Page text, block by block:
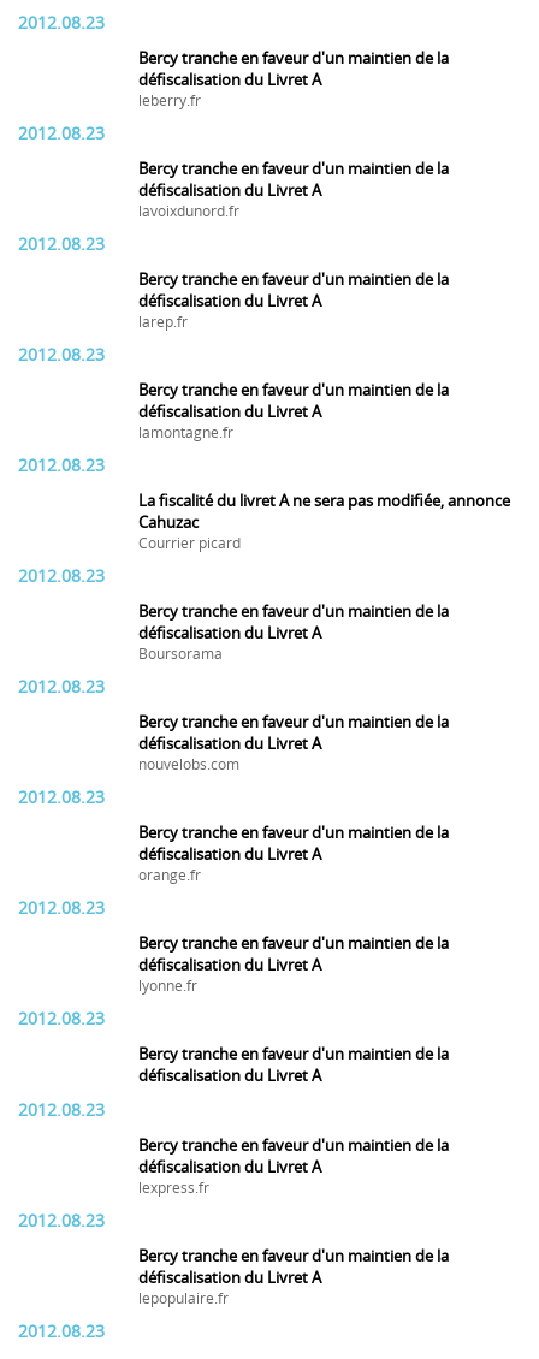
2012.08.23
Bercy tranche en faveur d'un maintien de la
défiscalisation du Livret A
leberry.fr
2012.08.23
Bercy tranche en faveur d'un maintien de la
défiscalisation du Livret A
lavoixdunord.fr
2012.08.23
Bercy tranche en faveur d'un maintien de la
défiscalisation du Livret A
larep.fr
2012.08.23
Bercy tranche en faveur d'un maintien de la
défiscalisation du Livret A
lamontagne.fr
2012.08.23
La fiscalité du livret A ne sera pas modifiée, annonce
Cahuzac
Courrier picard
2012.08.23
Bercy tranche en faveur d'un maintien de la
défiscalisation du Livret A
Boursorama
2012.08.23
Bercy tranche en faveur d'un maintien de la
défiscalisation du Livret A
nouvelobs.com
2012.08.23
Bercy tranche en faveur d'un maintien de la
défiscalisation du Livret A
orange.fr
2012.08.23
Bercy tranche en faveur d'un maintien de la
défiscalisation du Livret A
lyonne.fr
2012.08.23
Bercy tranche en faveur d'un maintien de la
défiscalisation du Livret A
2012.08.23
Bercy tranche en faveur d'un maintien de la
défiscalisation du Livret A
lexpress.fr
2012.08.23
Bercy tranche en faveur d'un maintien de la
défiscalisation du Livret A
lepopulaire.fr
2012.08.23